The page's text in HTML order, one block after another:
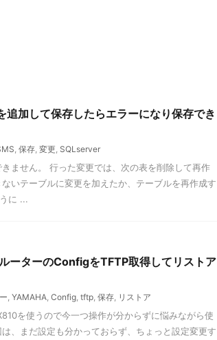
追加して保存したらエラーになり保存でき
, 保存, 変更, SQLserver
ません。 行った変更では、次の表を削除して再作
いテーブルに変更を加えたか、テーブルを再作成す
に ...
ーターのConfigをTFTP取得してリストア
, YAMAHA, Config, tftp, 保存, リストア
を使うので今一つ操作が分からずに悩みながら使
、まだ設定も分かっておらず、ちょっと設定変更す